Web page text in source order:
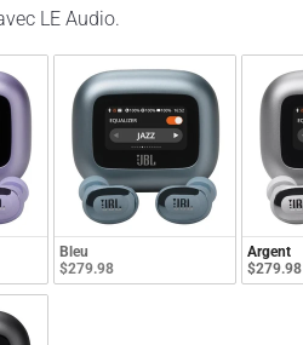
LE Audio.
Bleu
$279.98
Argent
$279.98